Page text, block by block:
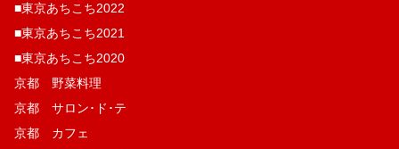
■東京あちこち2022
■東京あちこち2021
■東京あちこち2020
京都 野菜料理
京都 サロン･ド･テ
京都 カフェ